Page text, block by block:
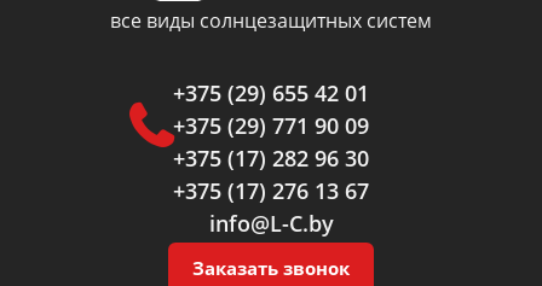
все виды солнцезащитных систем
+375 (29) 655 42 01
+375 (29) 771 90 09
+375 (17) 282 96 30
+375 (17) 276 13 67
info@L-C.by
Заказать звонок